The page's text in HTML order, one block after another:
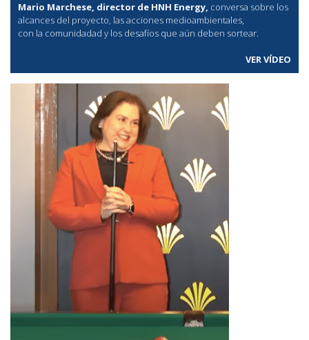
Mario Marchese, director de HNH Energy, conversa sobre los
alcances del proyecto, las acciones medioambientales,
con la comunidadad y los desafíos que aún deben sortear.
VER VÍDEO